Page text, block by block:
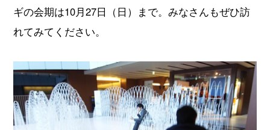
ギの会期は10月27日（日）まで。みなさんもぜひ訪
れてみてください。